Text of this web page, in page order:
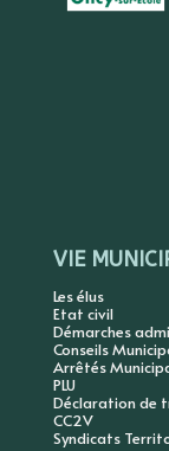
VIE
Les élus
Etat civil
Démarches
Conseils
Arrêtés
PLU
Déclaration de
CC2V
Syndicats